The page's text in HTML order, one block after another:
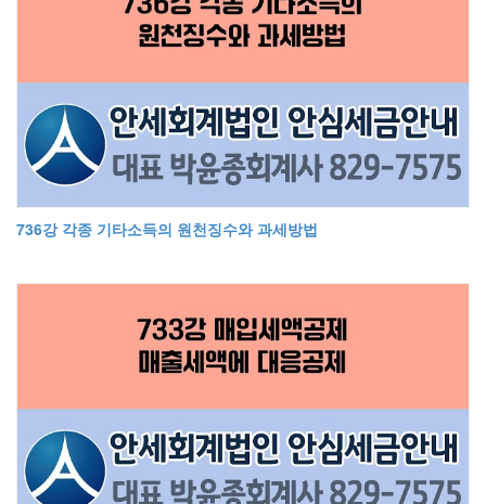
736강 각종 기타소득의 원천징수와 과세방법